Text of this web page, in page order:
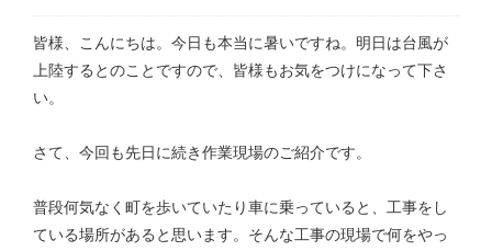
皆様、こんにちは。今日も本当に暑いですね。明日は台風が
上陸するとのことですので、皆様もお気をつけになって下さ
い。
さて、今回も先日に続き作業現場のご紹介です。
普段何気なく町を歩いていたり車に乗っていると、工事をし
ている場所があると思います。そんな工事の現場で何をやっ